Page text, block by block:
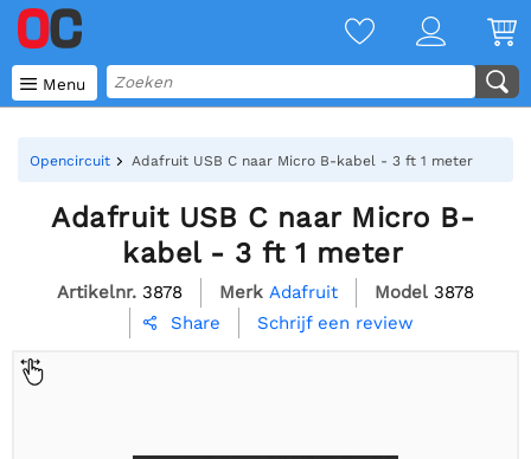
 Menu
Opencircuit Adafruit USB C naar Micro B-kabel - 3 ft 1 meter
Adafruit USB C naar Micro B-
kabel - 3 ft 1 meter
Artikelnr. 3878 Merk Adafruit Model 3878
 Share Schrijf een review